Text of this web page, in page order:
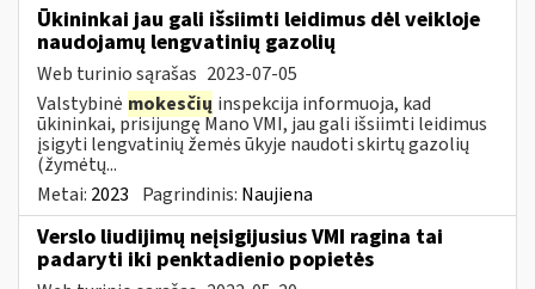
Ūkininkai jau gali išsiimti leidimus dėl veikloje
naudojamų lengvatinių gazolių
Web turinio sąrašas 2023-07-05
Valstybinė mokesčių inspekcija informuoja, kad
ūkininkai, prisijungę Mano VMI, jau gali išsiimti leidimus
įsigyti lengvatinių žemės ūkyje naudoti skirtų gazolių
(žymėtų...
Metai: 2023 Pagrindinis: Naujiena
Verslo liudijimų neįsigijusius VMI ragina tai
padaryti iki penktadienio popietės